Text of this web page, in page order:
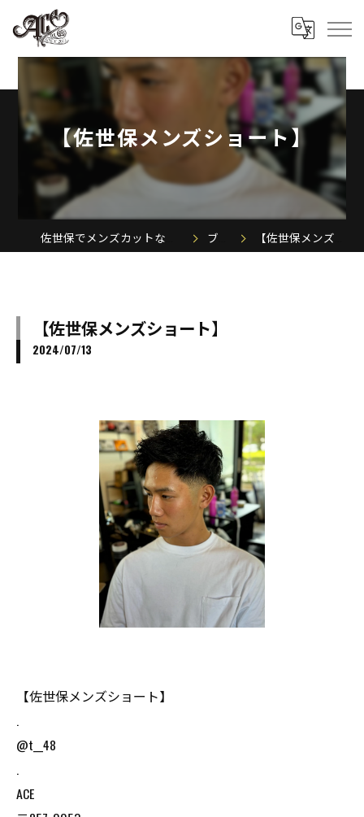
【佐世保メンズショート】
ブログ 【佐世保メンズショート】
【佐世保メンズショート】
2024/07/13
【佐世保メンズショート】
.
@t__48
.
ACE